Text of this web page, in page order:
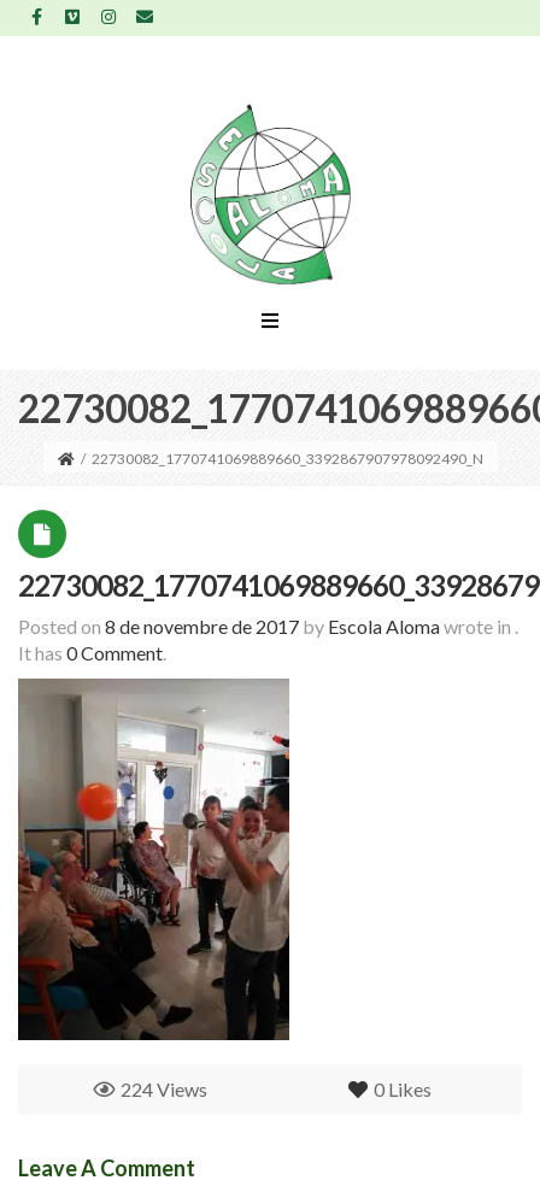
/ 22730082_1770741069889660_3392867907978092490_N
Posted on 8 de novembre de 2017 by Escola Alomawrote in .
It has 0 Comment.
0 Likes
224 Views
Leave A Comment